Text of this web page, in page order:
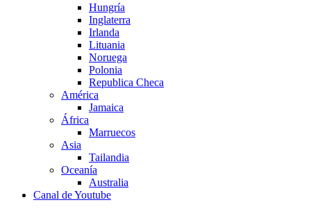
Hungría
Inglaterra
Irlanda
Lituania
Noruega
Polonia
Republica Checa
América
Jamaica
África
Marruecos
Asia
Tailandia
Oceanía
Australia
Canal de Youtube